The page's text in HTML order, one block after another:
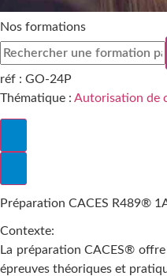
Nos formations
réf : GO-24P
Thématique : Autorisation de
Préparation CACES R489®
Contexte:
La préparation CACES®
épreuves théoriques et